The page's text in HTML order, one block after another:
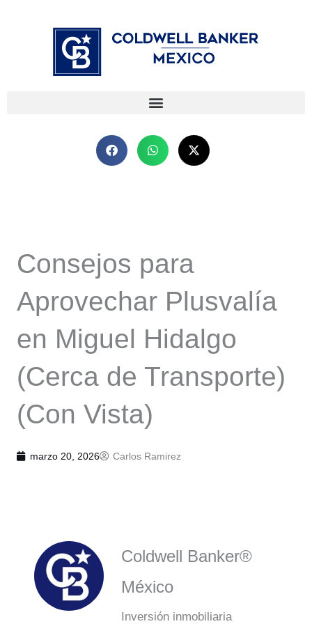
Consejos para
Aprovechar Plusvalía
en Miguel Hidalgo
(Cerca de Transporte)
(Con Vista)
marzo 20, 2026 Carlos Ramirez
Coldwell Banker®
México
Inversión inmobiliaria